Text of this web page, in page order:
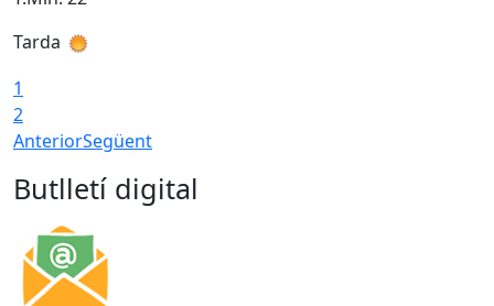
Tarda
1
2
AnteriorSegüent
Butlletí digital